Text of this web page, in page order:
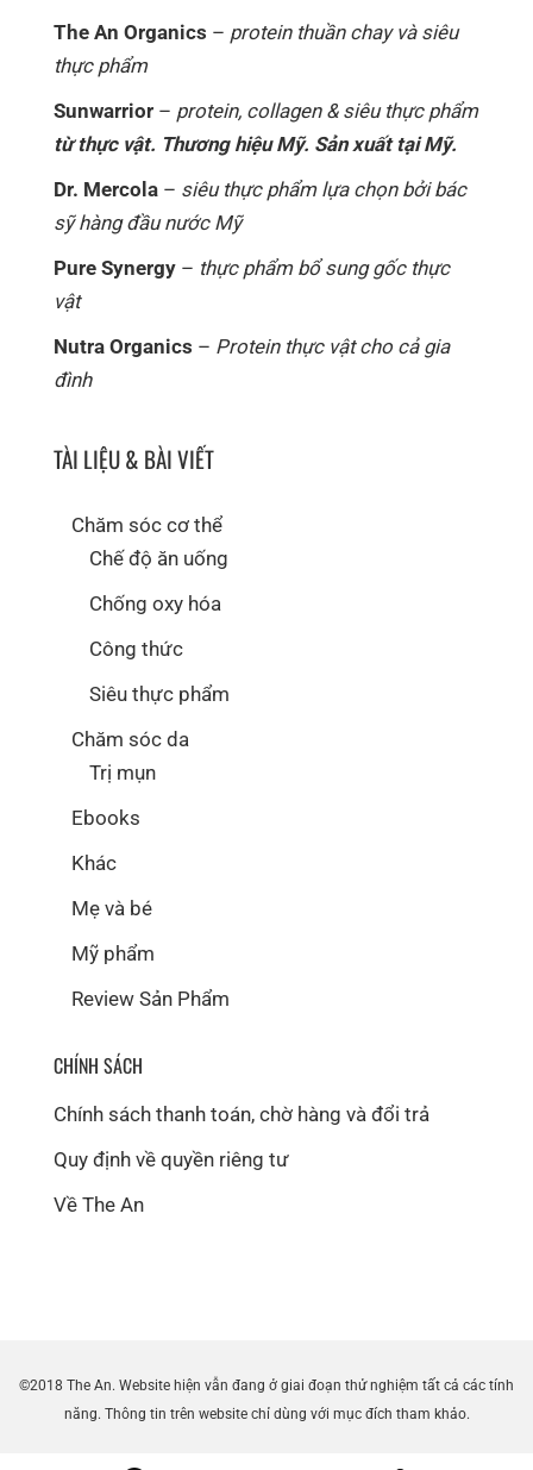
The An Organics – protein thuần chay và siêu
thực phẩm
Sunwarrior – protein, collagen & siêu thực phẩm
từ thực vật. Thương hiệu Mỹ. Sản xuất tại Mỹ.
Dr. Mercola – siêu thực phẩm lựa chọn bởi bác
sỹ hàng đầu nước Mỹ
Pure Synergy – thực phẩm bổ sung gốc thực
vật
Nutra Organics – Protein thực vật cho cả gia
đình
TÀI LIỆU & BÀI VIẾT
Chăm sóc cơ thể
Chế độ ăn uống
Chống oxy hóa
Công thức
Siêu thực phẩm
Chăm sóc da
Trị mụn
Ebooks
Khác
Mẹ và bé
Mỹ phẩm
Review Sản Phẩm
CHÍNH SÁCH
Chính sách thanh toán, chờ hàng và đổi trả
Quy định về quyền riêng tư
Về The An
©2018 The An. Website hiện vẫn đang ở giai đoạn thử nghiệm tất cả các tính
năng. Thông tin trên website chỉ dùng với mục đích tham khảo.